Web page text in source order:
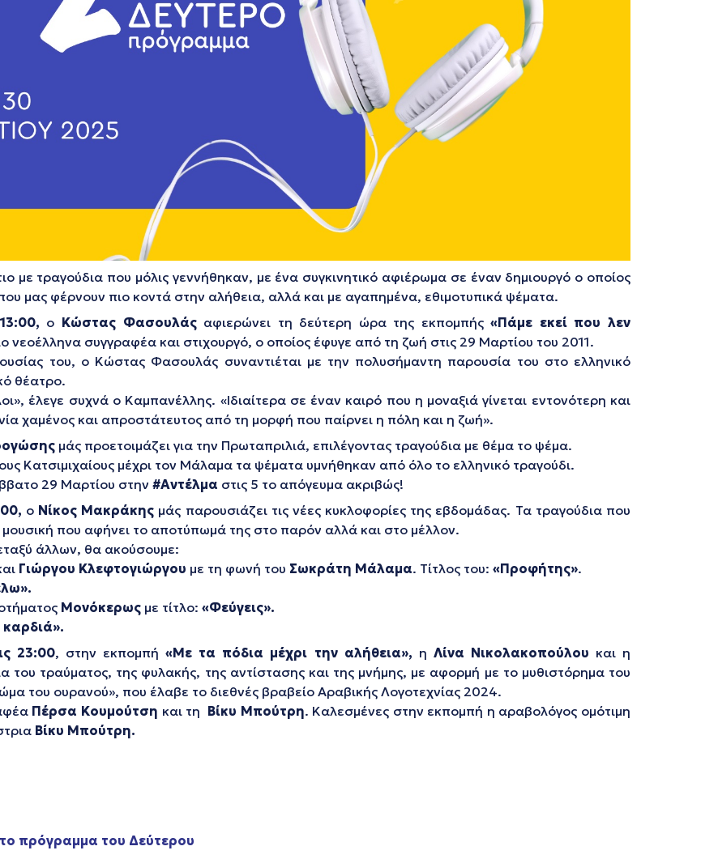
με τραγούδια που μόλις γεννήθηκαν, με ένα συγκινητικό αφιέρωμα σε έναν δημιουργό ο οποίος
μας φέρνουν πιο κοντά στην αλήθεια, αλλά και με αγαπημένα, εθιμοτυπικά ψέματα.
ο Κώστας Φασουλάςαφιερώνει τη δεύτερη ώρα της εκπομπής«Πάμε εκεί που λεν
νεοέλληνα συγγραφέα και στιχουργό, ο οποίος έφυγε από τη ζωή στις 29 Μαρτίου του 2011.
του, ο Κώστας Φασουλάς συναντιέται με την πολυσήμαντη παρουσία του στο ελληνικό
θέατρο.
έλεγε συχνά ο Καμπανέλλης. «Ιδιαίτερα σε έναν καιρό που η μοναξιά γίνεται εντονότερη και
χαμένος και απροστάτευτος από τη μορφή που παίρνει η πόλη και η ζωή».
μάς προετοιμάζει για την Πρωταπριλιά, επιλέγοντας τραγούδια με θέμα το ψέμα.
Κατσιμιχαίους μέχρι τον Μάλαμα τα ψέματα υμνήθηκαν από όλο το ελληνικό τραγούδι.
29 Μαρτίου στην #Αντέλμα στις 5 το απόγευμα ακριβώς!
ο Νίκος Μακράκης μάς παρουσιάζει τις νέες κυκλοφορίες της εβδομάδας. Τα τραγούδια που
μουσική που αφήνει το αποτύπωμά της στο παρόν αλλά και στο μέλλον.
άλλων, θα ακούσουμε:
Γιώργου Κλεφτογιώργου με τη φωνή του Σωκράτη Μάλαμα. Τίτλος του: «Προφήτης».
Μονόκερως με τίτλο: «Φεύγεις».
23:00, στην εκπομπή«Με τα πόδια μέχρι την αλήθεια», η Λίνα Νικολακοπούλου και η
του τραύματος, της φυλακής, της αντίστασης και της μνήμης, με αφορμή με το μυθιστόρημα του
του ουρανού», που έλαβε το διεθνές βραβείο Αραβικής Λογοτεχνίας 2024.
Πέρσα Κουμούτση και τη Βίκυ Μπούτρη. Καλεσμένες στην εκπομπή η αραβολόγος ομότιμη
Βίκυ Μπούτρη.
πρόγραμμα του Δεύτερου